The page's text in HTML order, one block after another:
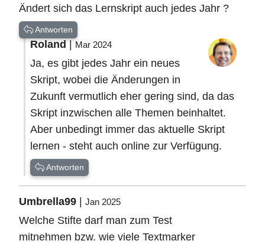
Ändert sich das Lernskript auch jedes Jahr ?
Antworten
Roland| Mar 2024
Ja, es gibt jedes Jahr ein neues
Skript, wobei die Änderungen in
Zukunft vermutlich eher gering sind, da das
Skript inzwischen alle Themen beinhaltet.
Aber unbedingt immer das aktuelle Skript
lernen - steht auch online zur Verfügung.
Antworten
Umbrella99 Jan 2025
Welche Stifte darf man zum Test
mitnehmen bzw. wie viele Textmarker